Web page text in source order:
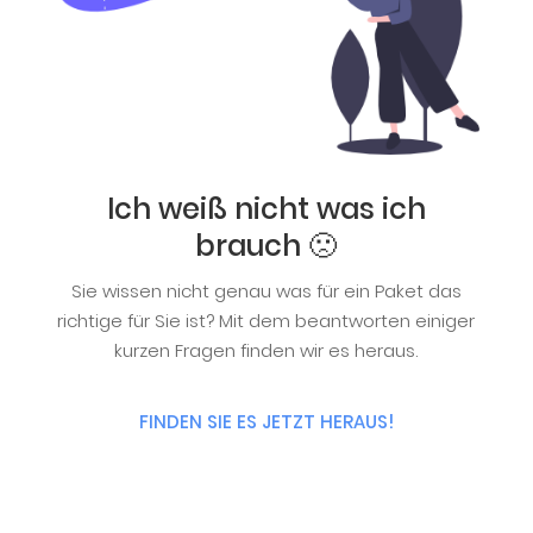
Ich weiß nicht was ich
brauch 🙁
Sie wissen nicht genau was für ein Paket das
richtige für Sie ist? Mit dem beantworten einiger
kurzen Fragen finden wir es heraus.
FINDEN SIE ES JETZT HERAUS!